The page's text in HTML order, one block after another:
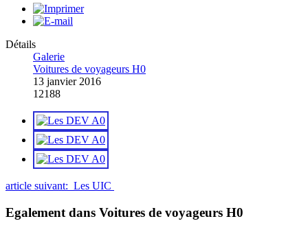
Détails
Galerie
Voitures de voyageurs H0
13 janvier 2016
12188
article suivant: Les UIC
Egalement dans Voitures de voyageurs H0